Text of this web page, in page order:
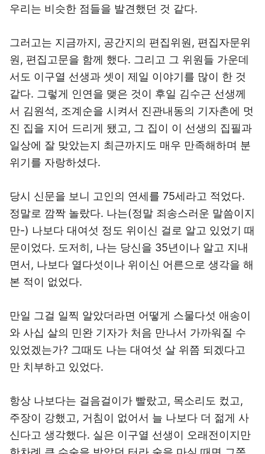
우리는 비슷한 점들을 발견했던 것 같다.
그러고는 지금까지, 공간지의 편집위원, 편집자문위
원, 편집고문을 함께 했다. 그리고 그 위원들 가운데
서도 이구열 선생과 셋이 제일 이야기를 많이 한 것
같다. 그렇게 인연을 맺은 것이 후일 김수근 선생께
서 김원석, 조계순을 시켜서 진관내동의 기자촌에 멋
진 집을 지어 드리게 됐고, 그 집이 이 선생의 집필과
일상에 잘 맞았는지 최근까지도 매우 만족해하며 분
위기를 자랑하셨다.
당시 신문을 보니 고인의 연세를 75세라고 적었다.
정말로 깜짝 놀랐다. 나는(정말 죄송스러운 말씀이지
만-) 나보다 대여섯 정도 위이신 걸로 알고 있었기 때
문이었다. 도저히, 나는 당신을 35년이나 알고 지내
면서, 나보다 열다섯이나 위이신 어른으로 생각을 해
본 적이 없었다.
만일 그걸 일찍 알았더라면 어떻게 스물다섯 애송이
와 사십 살의 민완 기자가 처음 만나서 가까워질 수
있었겠는가? 그때도 나는 대여섯 살 위쯤 되겠다고
만 치부하고 있었다.
항상 나보다는 걸음걸이가 빨랐고, 목소리도 컸고,
주장이 강했고, 거침이 없어서 늘 나보다 더 젊게 사
신다고 생각했다. 실은 이구열 선생이 오래전이지만